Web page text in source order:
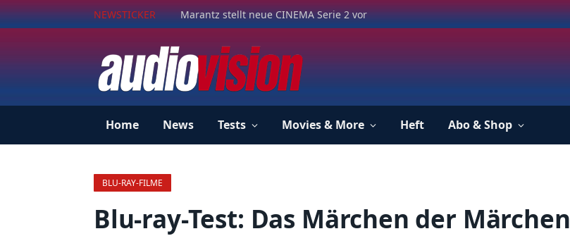
NEWSTICKER Marantz stellt neue CINEMA Serie 2 vor
Home News Tests Movies & More Heft Abo & Shop
BLU-RAY-FILME
Blu-ray-Test: Das Märchen der Märchen